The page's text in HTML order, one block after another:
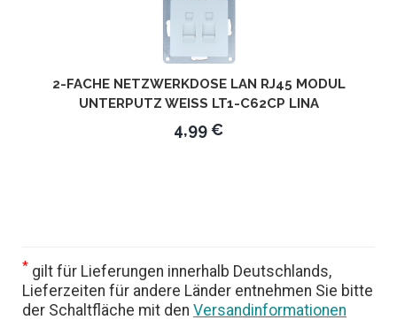
2-FACHE NETZWERKDOSE LAN RJ45 MODUL
UNTERPUTZ WEISS LT1-C62CP LINA
4,99 €
* gilt für Lieferungen innerhalb Deutschlands,
Lieferzeiten für andere Länder entnehmen Sie bitte
der Schaltfläche mit den Versandinformationen